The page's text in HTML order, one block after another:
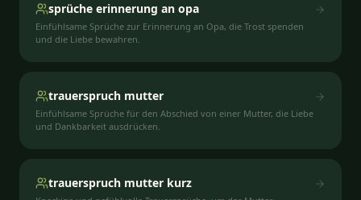
sprüche erinnerung an opa
Einfühlsame Sprüche zur Erinnerung an Opa, die Trost spenden
und die Liebe bewahren.
trauerspruch mutter
Einfühlsame Sprüche für den Abschied von einer Mutter, die Liebe
und Dankbarkeit ausdrücken.
trauerspruch mutter kurz